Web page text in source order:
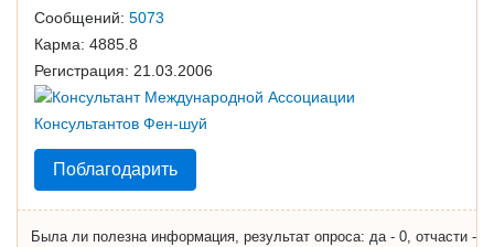
Сообщений: 5073
Карма: 4885.8
Регистрация: 21.03.2006
Поблагодарить
Была ли полезна информация, результат опроса: да - 0, отчасти -